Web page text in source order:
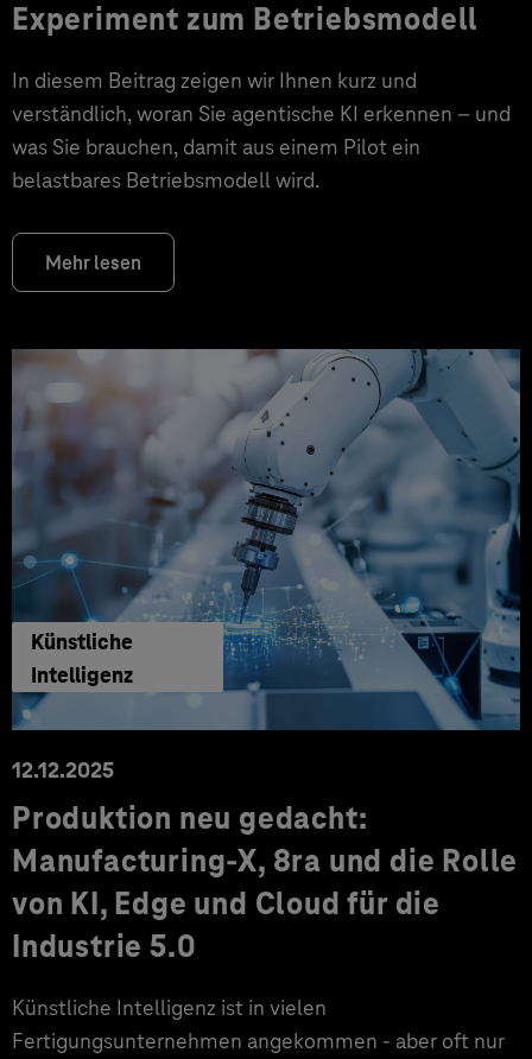
Experiment zum Betriebsmodell
In diesem Beitrag zeigen wir Ihnen kurz und
verständlich, woran Sie agentische KI erkennen – und
was Sie brauchen, damit aus einem Pilot ein
belastbares Betriebsmodell wird.
Mehr lesen
Künstliche
Intelligenz
12.12.2025
Produktion neu gedacht:
Manufacturing‑X, 8ra und die Rolle
von KI, Edge und Cloud für die
Industrie 5.0
Künstliche Intelligenz ist in vielen
Fertigungsunternehmen angekommen - aber oft nur